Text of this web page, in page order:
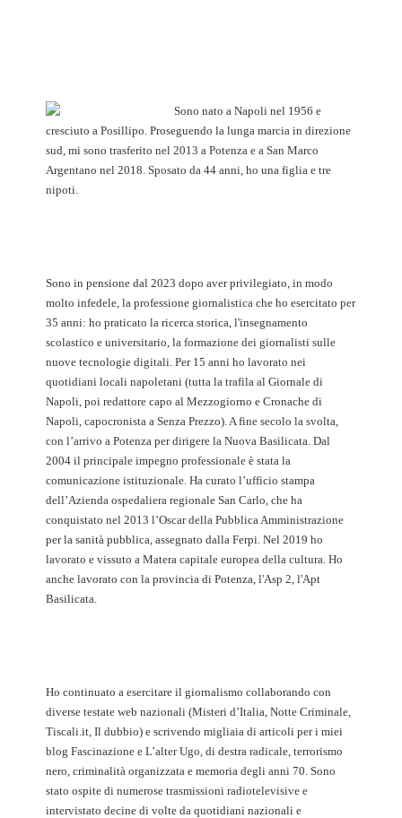
Sono nato a Napoli nel 1956 e
cresciuto a Posillipo. Proseguendo la lunga marcia in direzione
sud, mi sono trasferito nel 2013 a Potenza e a San Marco
Argentano nel 2018. Sposato da 44 anni, ho una figlia e tre
nipoti.
Sono in pensione dal 2023 dopo aver privilegiato, in modo
molto infedele, la professione giornalistica che ho esercitato per
35 anni: ho praticato la ricerca storica, l'insegnamento
scolastico e universitario, la formazione dei giornalisti sulle
nuove tecnologie digitali. Per 15 anni ho lavorato nei
quotidiani locali napoletani (tutta la trafila al Giornale di
Napoli, poi redattore capo al Mezzogiorno e Cronache di
Napoli, capocronista a Senza Prezzo). A fine secolo la svolta,
con l’arrivo a Potenza per dirigere la Nuova Basilicata. Dal
2004 il principale impegno professionale è stata la
comunicazione istituzionale. Ha curato l’ufficio stampa
dell’Azienda ospedaliera regionale San Carlo, che ha
conquistato nel 2013 l’Oscar della Pubblica Amministrazione
per la sanità pubblica, assegnato dalla Ferpi. Nel 2019 ho
lavorato e vissuto a Matera capitale europea della cultura. Ho
anche lavorato con la provincia di Potenza, l'Asp 2, l'Apt
Basilicata.
Ho continuato a esercitare il giornalismo collaborando con
diverse testate web nazionali (Misteri d’Italia, Notte Criminale,
Tiscali.it, Il dubbio) e scrivendo migliaia di articoli per i miei
blog Fascinazione e L’alter Ugo, di destra radicale, terrorismo
nero, criminalità organizzata e memoria degli anni 70. Sono
stato ospite di numerose trasmissioni radiotelevisive e
intervistato decine di volte da quotidiani nazionali e